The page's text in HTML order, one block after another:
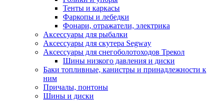
Тенты и каркасы
Фаркопы и лебедки
Фонари, отражатели, электрика
Аксессуары для рыбалки
Аксессуары для скутера Segway
Аксессуары для снегоболотоходов Трекол
Шины низкого давления и диски
Баки топливные, канистры и принадлежности к
ним
Причалы, понтоны
Шины и диски